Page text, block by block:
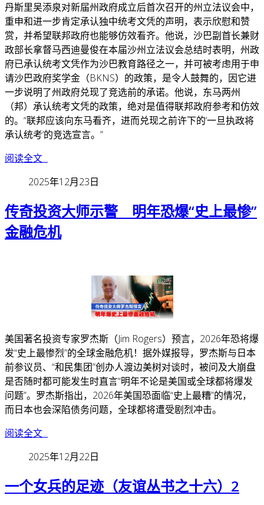
丹斯里吴添泉对新届州政府成立后首次召开的州立法议会中，
重申和进一步肯定承认独中统考文凭的声明，表示欣慰和赞
赏，并希望联邦政府也能够仿效看齐。 他说，沙巴副首长兼财
政部长拿督马西迪曼俊在本届沙州立法议会总结时表明，州政
府已承认统考文凭作为沙巴教育路径之一，并可被考虑用于申
请沙巴政府奖学金（BKNS）的政策，是令人鼓舞的，因它进
一步说明了州政府兑现了竞选前的承诺。 他说，东马两州
（邦）承认统考文凭的政策，绝对是值得联邦政府参考和仿效
的。 “联邦应该向东马看齐，进而兑现之前许下的‘一旦执政将
承认统考’的竞选宣言。”
阅读全文...
2025年12月23日
传奇投资大师示警 明年恐爆“史上最惨”
金融危机
美国著名投资专家罗杰斯（Jim Rogers）预言，2026年恐将爆
发“史上最惨烈”的全球金融危机！ 据外媒报导，罗杰斯与日本
前参议员、“和民集团”创办人渡边美树对谈时，被问及大崩盘
是否随时都可能发生时直言“明年不论是美国或全球都将爆发
问题”。 罗杰斯指出，2026年美国恐面临“史上最糟”的情况，
而日本也会深陷债务问题，全球都将遭受剧烈冲击。
阅读全文...
2025年12月22日
一个女兵的足迹（友谊丛书之十六）2